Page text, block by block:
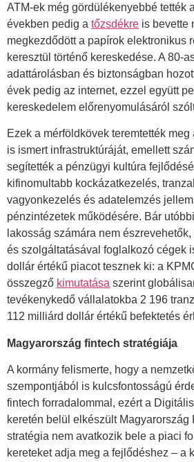
ATM-ek még gördülékenyebbé tették
években pedig a tőzsdékre is bevette
megkezdődött a papírok elektronikus
keresztül történő kereskedése. A 80-
adattárolásban és biztonságban
évek pedig az internet, ezzel együtt
kereskedelem előrenyomulásáról
Ezek a mérföldkövek teremtették
is ismert infrastruktúráját, emellett
segítették a pénzügyi kultúra
kifinomultabb kockázatkezelés,
vagyonkezelés és adatelemzés
pénzintézetek működésére. Bár
lakosság számára nem
és szolgáltatásával foglalkozó cégek
dollár értékű piacot tesznek ki: a
összegző kimutatása szerint
tevékenykedő vállalatokba 2 196
112 milliárd dollár értékű befektetés
Magyarország fintech stratégiája
A kormány felismerte, hogy a
szempontjából is kulcsfontosságú
fintech forradalommal, ezért a
keretén belül elkészült Magyarország
stratégia nem avatkozik bele a piaci
kereteket adja meg a fejlődéshez – a